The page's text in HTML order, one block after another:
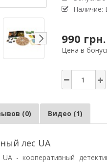
Наличие:
990 грн.
Цена в
(0) Видео (1)
лес UA
- кооперативный